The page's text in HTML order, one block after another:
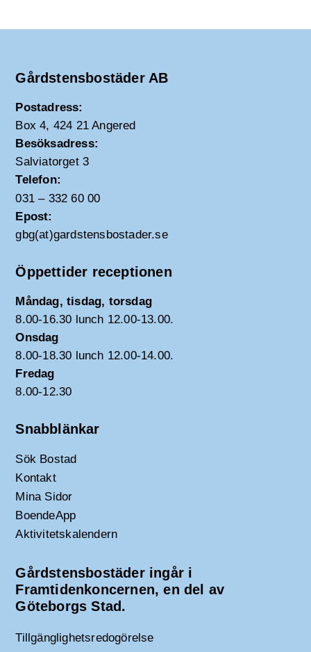
Gårdstensbostäder AB
Postadress:
Box 4, 424 21 Angered
Besöksadress:
Salviatorget 3
Telefon:
031 – 332 60 00
Epost:
gbg(at)gardstensbostader.se
Öppettider receptionen
Måndag, tisdag, torsdag
8.00-16.30 lunch 12.00-13.00.
Onsdag
8.00-18.30 lunch 12.00-14.00.
Fredag
8.00-12.30
Snabblänkar
Sök Bostad
Kontakt
Mina Sidor
BoendeApp
Aktivitetskalendern
Gårdstensbostäder ingår i
Framtidenkoncernen, en del av
Göteborgs Stad.
Tillgänglighetsredogörelse